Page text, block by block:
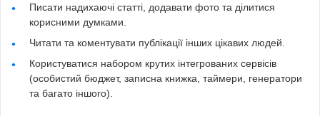
Писати надихаючі статті, додавати фото та ділитися
корисними думками.
Читати та коментувати публікації інших цікавих людей.
Користуватися набором крутих інтегрованих сервісів
(особистий бюджет, записна книжка, таймери, генератори
та багато іншого).